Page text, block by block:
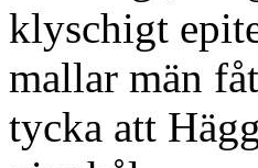
klyschigt
mallar män
tycka att